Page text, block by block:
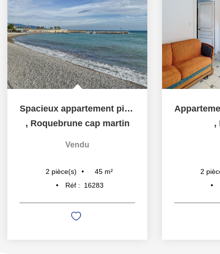
Spacieux appartement pieds dans l'eau à Roquebrune Cap...
, Roquebrune cap martin
Vendu
2 pièce(s) 45 m²
Réf :
16283
,
2